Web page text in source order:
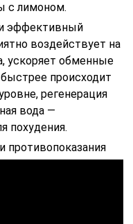
с лимоном.
эффективный
воздействует на
ускоряет обменные
происходит
регенерация
вода —
похудения.
противопоказания